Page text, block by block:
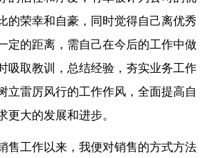
的荣幸和自豪，同时觉得自己离优秀
定的距离，需自己在今后的工作中做
吸取教训，总结经验，夯实业务工作
立雷厉风行的工作作风，全面提高自
更大的发展和进步。
售工作以来，我便对销售的方式方法